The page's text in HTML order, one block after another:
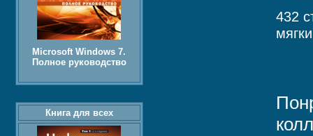
432
Microsoft Windows 7.
Полное руководство
Книга для всех